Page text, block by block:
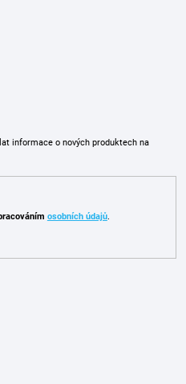
informace o nových produktech na
osobních údajů.